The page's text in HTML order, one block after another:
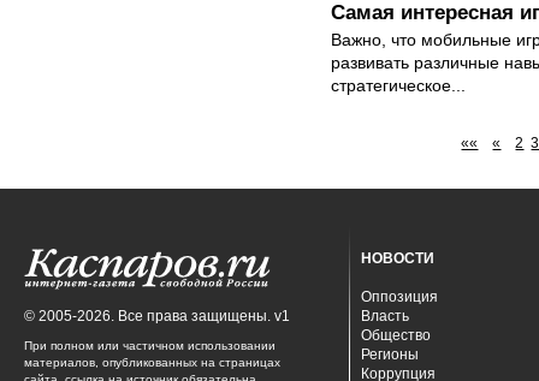
Самая интересная
Важно, что мобильные
развивать различные
стратегическое...
«« « 2 3
© 2005-2026. Все права защищены. v1
При полном или частичном использовании
материалов, опубликованных на страницах
НОВОСТИ
Оппозиция
Власть
Общество
Регионы
Коррупция